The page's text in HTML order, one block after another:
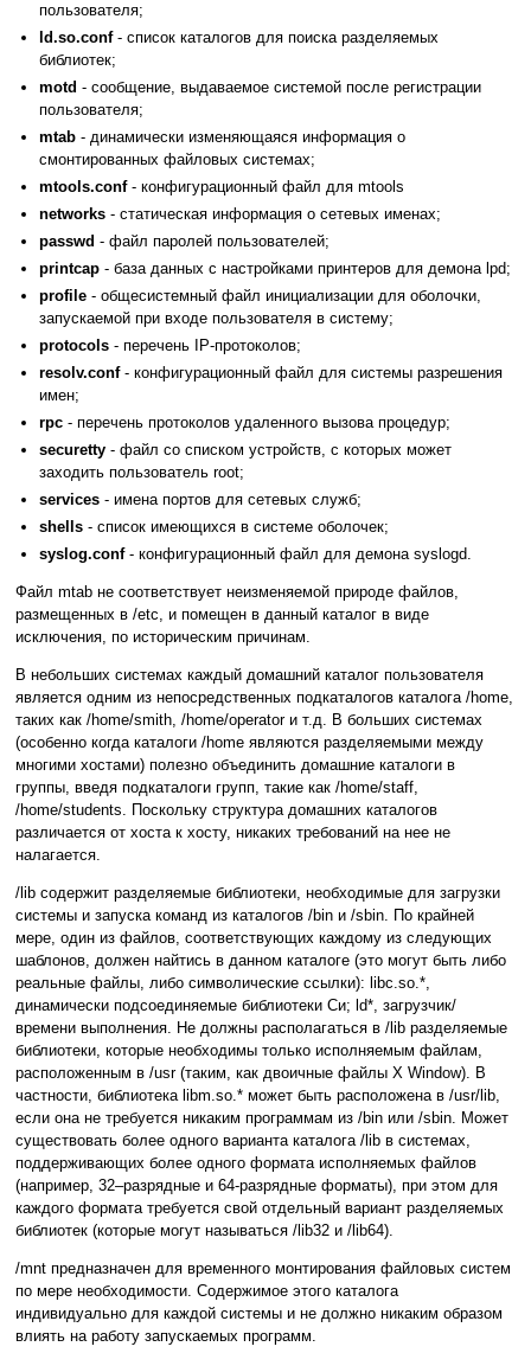
пользователя;
ld.so.conf- список каталогов для поиска разделяемых
библиотек;
motd - сообщение, выдаваемое системой после регистрации
пользователя;
mtab - динамически изменяющаяся информация о
смонтированных файловых системах;
mtools.conf- конфигурационный файл для mtools
networks - статическая информация о сетевых именах;
passwd - файл паролей пользователей;
printcap - база данных с настройками принтеров для демона lpd;
profile - общесистемный файл инициализации для оболочки,
запускаемой при входе пользователя в систему;
protocols - перечень IP-протоколов;
resolv.conf- конфигурационный файл для системы разрешения
имен;
rpc - перечень протоколов удаленного вызова процедур;
securetty - файл со списком устройств, с которых может
заходить пользователь root;
services - имена портов для сетевых служб;
shells - список имеющихся в системе оболочек;
syslog.conf- конфигурационный файл для демона syslogd.
Файл mtab не соответствует неизменяемой природе файлов,
размещенных в /etc, и помещен в данный каталог в виде
исключения, по историческим причинам.
В небольших системах каждый домашний каталог пользователя
является одним из непосредственных подкаталогов каталога /home,
таких как /home/smith, /home/operator и т.д. В больших системах
(особенно когда каталоги /home являются разделяемыми между
многими хостами) полезно объединить домашние каталоги в
группы, введя подкаталоги групп, такие как /home/staff,
/home/students. Поскольку структура домашних каталогов
различается от хоста к хосту, никаких требований на нее не
налагается.
/lib содержит разделяемые библиотеки, необходимые для загрузки
системы и запуска команд из каталогов /bin и /sbin. По крайней
мере, один из файлов, соответствующих каждому из следующих
шаблонов, должен найтись в данном каталоге (это могут быть либо
реальные файлы, либо символические ссылки): libc.so.*,
динамически подсоединяемые библиотеки Cи; ld*, загрузчик/
времени выполнения. Не должны располагаться в /lib разделяемые
библиотеки, которые необходимы только исполняемым файлам,
расположенным в /usr (таким, как двоичные файлы X Window). В
частности, библиотека libm.so.* может быть расположена в /usr/lib,
если она не требуется никаким программам из /bin или /sbin. Может
существовать более одного варианта каталога /lib в системах,
поддерживающих более одного формата исполняемых файлов
(например, 32–разрядные и 64-разрядные форматы), при этом для
каждого формата требуется свой отдельный вариант разделяемых
библиотек (которые могут называться /lib32 и /lib64).
/mnt предназначен для временного монтирования файловых систем
по мере необходимости. Содержимое этого каталога
индивидуально для каждой системы и не должно никаким образом
влиять на работу запускаемых программ.